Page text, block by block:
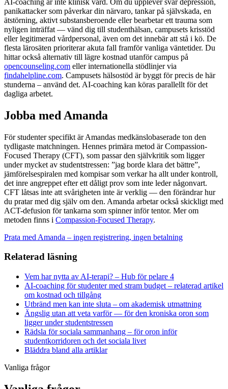
panikattacker som påverkar din närvaro, tankar på självskada, en
ätstörning, aktivt substansberoende eller bearbetar ett trauma som
nyligen inträffat — vänd dig till studenthälsan, campusets krisstöd
eller legitimerad vårdpersonal, även om det innebär att stå i kö. De
flesta lärosäten prioriterar akuta fall framför vanliga väntetider. Du
hittar också alternativ till lägre kostnad utanför campus på
opencounseling.com eller internationella stödlinjer via
findahelpline.com. Campusets hälsostöd är byggt för precis de här
stunderna – använd det. AI-coaching kan köras parallellt för det
dagliga arbetet.
Jobba med Amanda
För studenter specifikt är Amandas medkänslobaserade ton den
tydligaste matchningen. Hennes primära metod är Compassion-
Focused Therapy (CFT), som passar den självkritik som ligger
under mycket av studentstressen: ”jag borde klara det bättre”,
jämförelsespiralen med kompisar som verkar ha allt under kontroll,
det inre angreppet efter ett dåligt prov som inte leder någonvart.
CFT låtsas inte att svårigheten inte är verklig — den förändrar hur
du pratar med dig själv om den. Amanda arbetar också skickligt med
ACT-defusion för tankarna som spinner inför tentor. Mer om
metoden finns i Compassion-Focused Therapy.
Prata med Amanda – ingen registrering, ingen betalning
Relaterad läsning
Vem har nytta av AI-terapi? – Hub för pelare 4
AI-coaching för studenter med stram budget – relaterad artikel
om kostnad och tillgång
Utbränd men kan inte sluta – om akademisk utmattning
Ängslig utan att veta varför — för den kroniska oron som
ligger under studentstressen
Rädsla för sociala sammanhang – för oron inför
studentkorridoren och det sociala livet
Bläddra bland alla artiklar
Vanliga frågor